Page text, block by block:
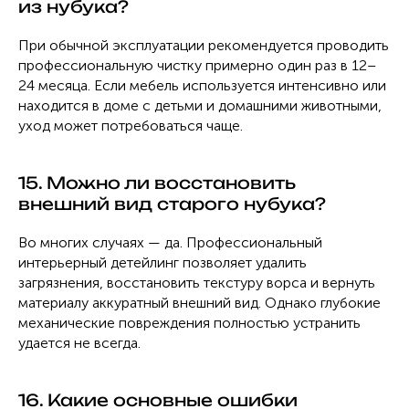
из нубука?
При обычной эксплуатации рекомендуется проводить
профессиональную чистку примерно один раз в 12–
24 месяца. Если мебель используется интенсивно или
находится в доме с детьми и домашними животными,
уход может потребоваться чаще.
15. Можно ли восстановить
внешний вид старого нубука?
Во многих случаях — да. Профессиональный
интерьерный детейлинг позволяет удалить
загрязнения, восстановить текстуру ворса и вернуть
материалу аккуратный внешний вид. Однако глубокие
механические повреждения полностью устранить
удается не всегда.
16. Какие основные ошибки